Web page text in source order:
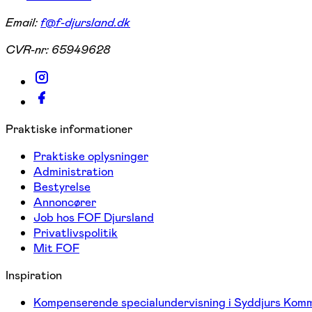
Email:f@f-djursland.dk
CVR-nr: 65949628
Praktiske informationer
Praktiske oplysninger
Administration
Bestyrelse
Annoncører
Job hos FOF Djursland
Privatlivspolitik
Mit FOF
Inspiration
Kompenserende specialundervisning i Syddjurs